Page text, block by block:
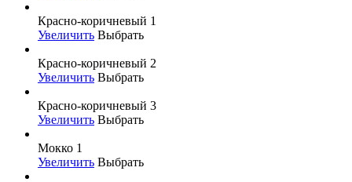
Красно-коричневый 1
Увеличить Выбрать
Красно-коричневый 2
Увеличить Выбрать
Красно-коричневый 3
Увеличить Выбрать
Мокко 1
Увеличить Выбрать